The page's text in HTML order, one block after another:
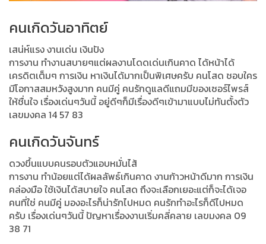
คนเกิดวันอาทิตย์
เสน่ห์แรง งานเด่น เงินปัง
การงาน ทำงานสบายๆแต่ผลงานโดดเด่นเกินคาด ได้หน้าได้
เครดิตเต็มๆ การเงิน หาเงินได้มากเป็นพิเศษครับ คนโสด ชอบใคร
มีโอกาสสมหวังสูงมาก คนมีคู่ คนรักดูแลดีแถมมีของเซอร์ไพรส์
ให้ชื่นใจ เรื่องเด่นๆวันนี้ อยู่ดีๆก็มีเรื่องดีๆเข้ามาแบบไม่ทันตั้งตัว
เลขมงคล 14 57 83
คนเกิดวันจันทร์
ดวงขึ้นแบบคนรอบตัวแอบหมั่นไส้
การงาน ทำน้อยแต่ได้ผลลัพธ์เกินคาด งานก้าวหน้าดีมาก การเงิน
คล่องมือ ใช้เงินได้สบายใจ คนโสด ถึงจะเลือกเยอะแต่ก็จะได้เจอ
คนที่ใช่ คนมีคู่ มองอะไรก็น่ารักไปหมด คนรักทำอะไรก็ดีไปหมด
ครับ เรื่องเด่นๆวันนี้ ปัญหาเรื่องงานเริ่มคลี่คลาย เลขมงคล 09
38 71